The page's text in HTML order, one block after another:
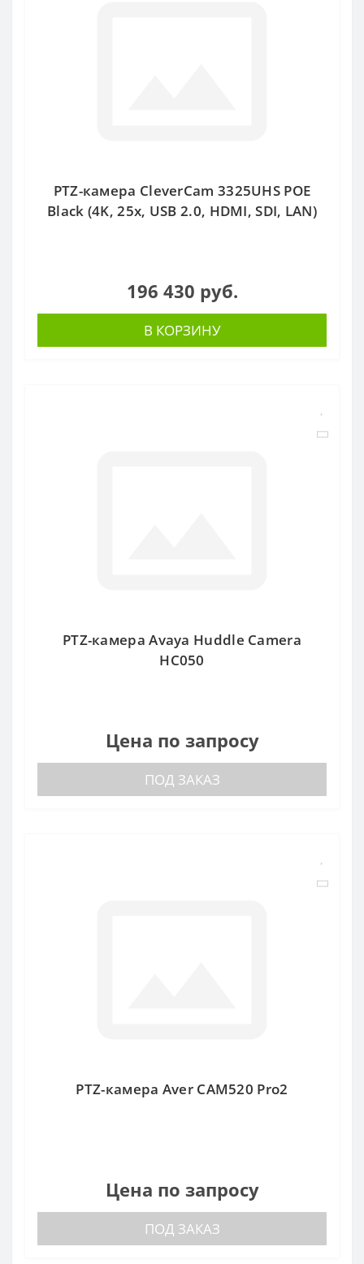
PTZ-камера CleverCam 3325UHS POE
Black (4K, 25x, USB 2.0, HDMI, SDI, LAN)
196 430 руб.
В КОРЗИНУ
PTZ-камера Avaya Huddle Camera
HC050
Цена по запросу
ПОД ЗАКАЗ
PTZ-камера Aver CAM520 Pro2
Цена по запросу
ПОД ЗАКАЗ